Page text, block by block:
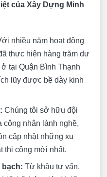
của Xây Dựng Minh
nhiều năm hoạt động
thực hiện hàng trăm dự
tại Quận Bình Thạnh
lũy được bề dày kinh
Chúng tôi sở hữu đội
công nhân lành nghề,
cập nhật những xu
thi công mới nhất.
bạch: Từ khâu tư vấn,